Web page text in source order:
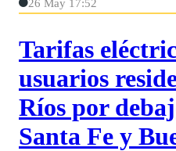
26 May 17:52
Tarifas
usuarios
Ríos por
Santa Fe y